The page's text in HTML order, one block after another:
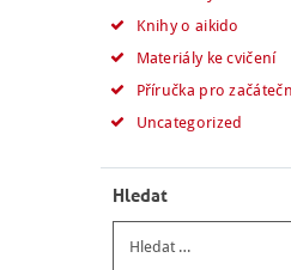
Knihy o aikido
Materiály ke cvičení
Příručka pro
Uncategorized
Hledat